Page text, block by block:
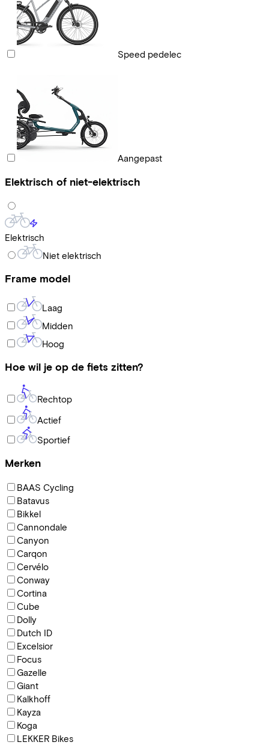
Speed pedelec
Aangepast
Elektrisch of niet-elektrisch
Elektrisch
Niet elektrisch
Frame model
Laag
Midden
Hoog
Hoe wil je op de fiets zitten?
Rechtop
Actief
Sportief
Merken
BAAS Cycling
Batavus
Bikkel
Cannondale
Canyon
Carqon
Cervélo
Conway
Cortina
Cube
Dolly
Dutch ID
Excelsior
Focus
Gazelle
Giant
Kalkhoff
Kayza
Koga
LEKKER Bikes